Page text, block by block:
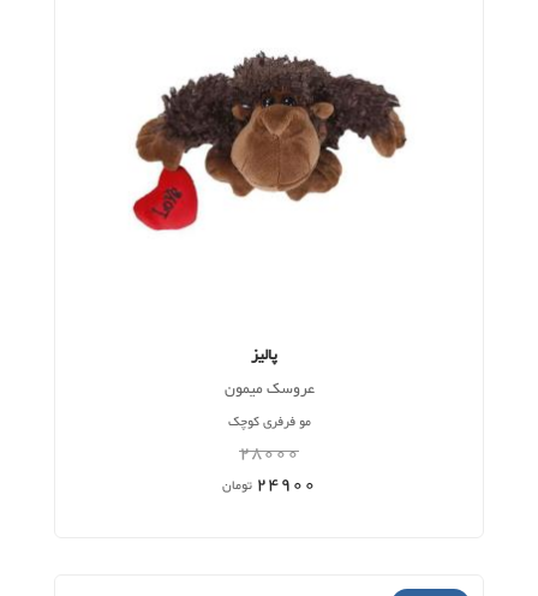
پالیز
عروسک میمون
مو فرفری کوچک
28000
24900 تومان